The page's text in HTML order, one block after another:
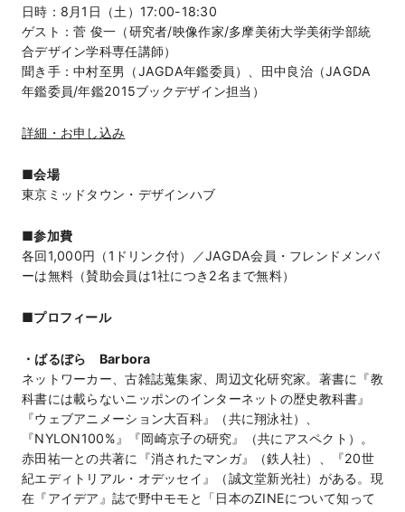
日時：8月1日（土）17:00-18:30
ゲスト：菅 俊一（研究者/映像作家/多摩美術大学美術学部統
合デザイン学科専任講師）
聞き手：中村至男（JAGDA年鑑委員）、田中良治（JAGDA
年鑑委員/年鑑2015ブックデザイン担当）
詳細・お申し込み
■会場
東京ミッドタウン・デザインハブ
■参加費
各回1,000円（1ドリンク付）／JAGDA会員・フレンドメンバ
ーは無料（賛助会員は1社につき2名まで無料）
■プロフィール
・ばるぼら Barbora
ネットワーカー、古雑誌蒐集家、周辺文化研究家。著書に『教
科書には載らないニッポンのインターネットの歴史教科書』
『ウェブアニメーション大百科』（共に翔泳社）、
『NYLON100%』『岡崎京子の研究』（共にアスペクト）。
赤田祐一との共著に『消されたマンガ』（鉄人社）、『20世
紀エディトリアル・オデッセイ』（誠文堂新光社）がある。現
在『アイデア』誌で野中モモと「日本のZINEについて知って